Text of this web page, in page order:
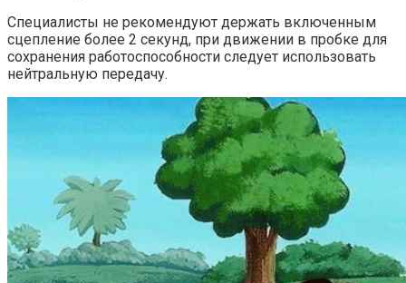
Специалисты не рекомендуют держать включенным
сцепление более 2 секунд, при движении в пробке для
сохранения работоспособности следует использовать
нейтральную передачу.